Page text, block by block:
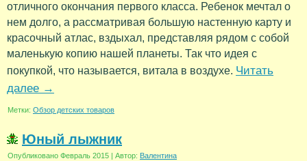
отличного окончания первого класса. Ребенок мечтал о
нем долго, а рассматривая большую настенную карту и
красочный атлас, вздыхал, представляя рядом с собой
маленькую копию нашей планеты. Так что идея с
покупкой, что называется, витала в воздухе. Читать
далее →
Метки: Обзор детских товаров
Юный лыжник
Опубликовано Февраль 2015 | Автор: Валентина